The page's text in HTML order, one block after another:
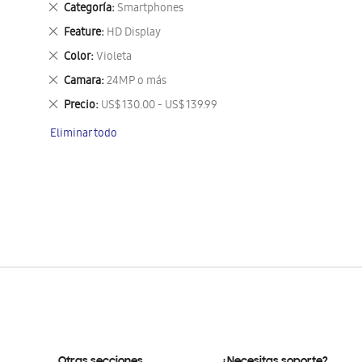
Categoría Smartphones
Eliminar
este
artículo
Feature HD Display
Eliminar
este
artículo
Color Violeta
Eliminar
este
artículo
Camara 24MP o más
Eliminar
este
artículo
Precio US$ 130.00 - US$ 139.99
Eliminar
artículo
Eliminar todo